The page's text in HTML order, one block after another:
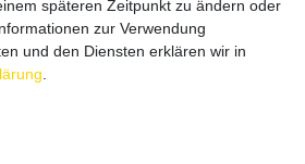
unter:
späteren Zeitpunkt zu ändern oder
zur Verwendung
und den Diensten erklären wir in